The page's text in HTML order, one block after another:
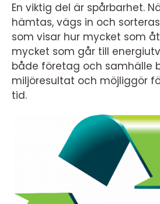
En viktig del är spårbarhet.
hämtas, vägs in och
som visar hur mycket som
mycket som går till
både företag och samhälle
miljöresultat och möjliggör
tid.